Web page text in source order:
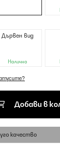
Дървен вид
Налично
Добави в
качество